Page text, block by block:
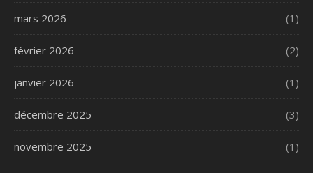
mars 2026 (1)
février 2026 (2)
janvier 2026 (1)
décembre 2025 (3)
novembre 2025 (1)